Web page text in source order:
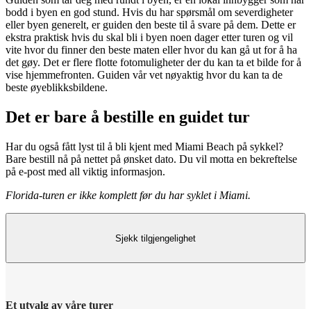
bodd i byen en god stund. Hvis du har spørsmål om severdigheter
eller byen generelt, er guiden den beste til å svare på dem. Dette er
ekstra praktisk hvis du skal bli i byen noen dager etter turen og vil
vite hvor du finner den beste maten eller hvor du kan gå ut for å ha
det gøy. Det er flere flotte fotomuligheter der du kan ta et bilde for å
vise hjemmefronten. Guiden vår vet nøyaktig hvor du kan ta de
beste øyeblikksbildene.
Det er bare å bestille en guidet tur
Har du også fått lyst til å bli kjent med Miami Beach på sykkel?
Bare bestill nå på nettet på ønsket dato. Du vil motta en bekreftelse
på e-post med all viktig informasjon.
Florida-turen er ikke komplett før du har syklet i Miami.
Sjekk tilgjengelighet
Et utvalg av våre turer